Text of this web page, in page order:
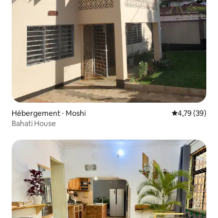
Hébergement ⋅ Moshi Évaluation
4,79 (39)
Bahati House